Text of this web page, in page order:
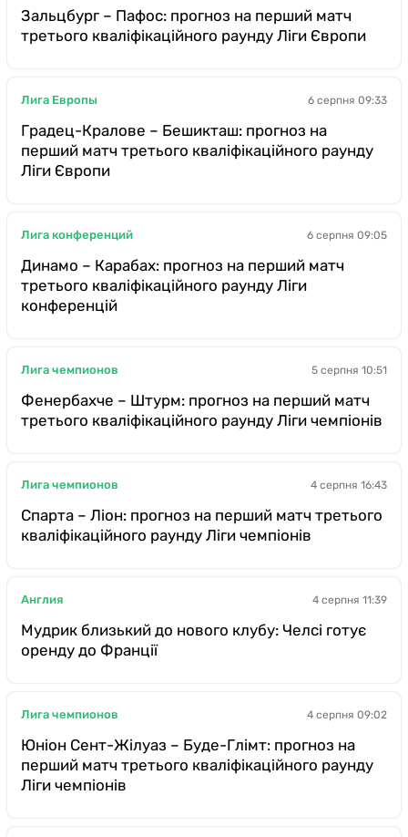
Зальцбург – Пафос: прогноз на перший матч
третього кваліфікаційного раунду Ліги Європи
Лига Европы 6 серпня 09:33
Градец-Кралове – Бешикташ: прогноз на
перший матч третього кваліфікаційного раунду
Ліги Європи
Лига конференций 6 серпня 09:05
Динамо – Карабах: прогноз на перший матч
третього кваліфікаційного раунду Ліги
конференцій
Лига чемпионов 5 серпня 10:51
Фенербахче – Штурм: прогноз на перший матч
третього кваліфікаційного раунду Ліги чемпіонів
Лига чемпионов 4 серпня 16:43
Спарта – Ліон: прогноз на перший матч третього
кваліфікаційного раунду Ліги чемпіонів
Англия 4 серпня 11:39
Мудрик близький до нового клубу: Челсі готує
оренду до Франції
Лига чемпионов 4 серпня 09:02
Юніон Сент-Жілуаз – Буде-Глімт: прогноз на
перший матч третього кваліфікаційного раунду
Ліги чемпіонів